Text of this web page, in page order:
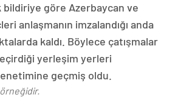
bildiriye göre Azerbaycan ve
anlaşmanın imzalandığı anda
kaldı. Böylece çatışmalar
yerleşim yerleri
geçmiş oldu.
örneğidir.